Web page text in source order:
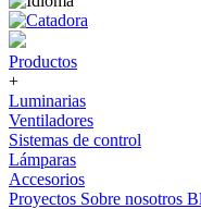
Productos
+
Luminarias
Ventiladores
Sistemas de control
Lámparas
Accesorios
Proyectos Sobre nosotros